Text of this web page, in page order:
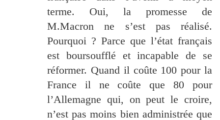
terme. Oui, la promesse de
M.Macron ne s’est pas réalisé.
Pourquoi ? Parce que l’état français
est boursoufflé et incapable de se
réformer. Quand il coûte 100 pour la
France il ne coûte que 80 pour
l’Allemagne qui, on peut le croire,
n’est pas moins bien administrée que